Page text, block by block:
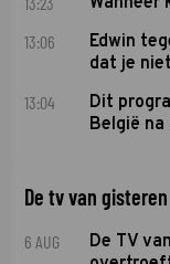
13:06
Edwin
dat je
13:04
Dit
België na
De tv van gisteren
6 AUG
De TV